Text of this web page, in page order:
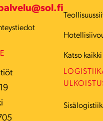
Katso kaikki